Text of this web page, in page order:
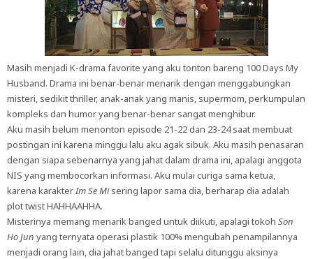
Masih menjadi K-drama favorite yang aku tonton bareng 100 Days My
Husband. Drama ini benar-benar menarik dengan menggabungkan
misteri, sedikit thriller, anak-anak yang manis, supermom, perkumpulan
kompleks dan humor yang benar-benar sangat menghibur.
Aku masih belum menonton episode 21-22 dan 23-24 saat membuat
postingan ini karena minggu lalu aku agak sibuk. Aku masih penasaran
dengan siapa sebenarnya yang jahat dalam drama ini, apalagi anggota
NIS yang membocorkan informasi. Aku mulai curiga sama ketua,
karena karakterIm Se Misering lapor sama dia, berharap dia adalah
plot twist HAHHAAHHA.
Misterinya memang menarik banged untuk diikuti, apalagi tokoh Son
Ho Jun yang ternyata operasi plastik 100% mengubah penampilannya
menjadi orang lain, dia jahat banged tapi selalu ditunggu aksinya